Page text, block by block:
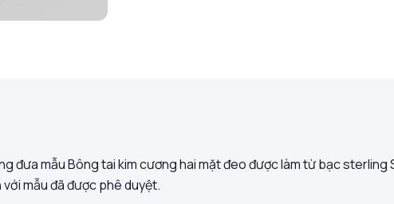
đưa mẫu Bông tai kim cương hai mặt đeo được làm từ bạc sterling
mẫu đã được phê duyệt.